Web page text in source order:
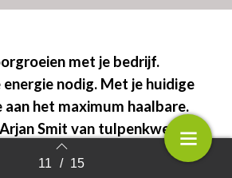
11 / 15
met je bedrijf.
nodig. Met je huidige
het maximum haalbare.
Smit van tulpenkwekerij
Flowers in Spierdijk liep hier
te kiezen voor de